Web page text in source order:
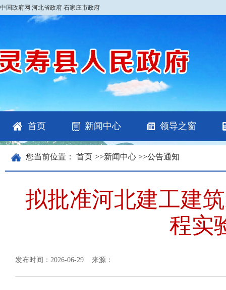
中国政府网 河北省政府 石家庄市政府
首页 新闻中心 领导之窗
您当前位置： 首页 >>新闻中心 >>公告通知
拟批准河北建工建
程实
发布时间：2026-06-29 来源：